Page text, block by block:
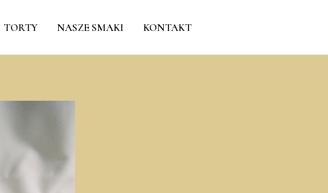
TORTY NASZE SMAKI KONTAKT